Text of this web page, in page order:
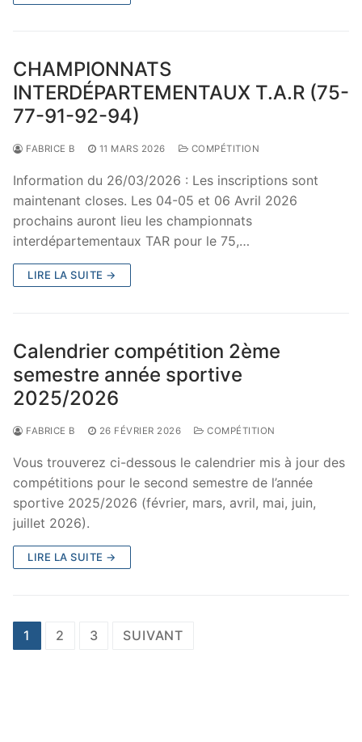
CHAMPIONNATS
INTERDÉPARTEMENTAUX T.A.R (75-
77-91-92-94)
FABRICE B 11 MARS 2026 COMPÉTITION
Information du 26/03/2026 : Les inscriptions sont
maintenant closes. Les 04-05 et 06 Avril 2026
prochains auront lieu les championnats
interdépartementaux TAR pour le 75,…
LIRE LA SUITE →
Calendrier compétition 2ème
semestre année sportive
2025/2026
FABRICE B 26 FÉVRIER 2026 COMPÉTITION
Vous trouverez ci-dessous le calendrier mis à jour des
compétitions pour le second semestre de l’année
sportive 2025/2026 (février, mars, avril, mai, juin,
juillet 2026).
LIRE LA SUITE →
Pagination
1 2 3 SUIVANT